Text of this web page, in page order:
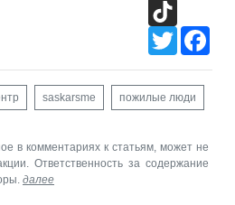
Twitter
saskarsme пожилые люди
в комментариях к статьям, может не
Ответственность за содержание
далее